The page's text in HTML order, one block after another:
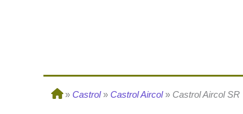
» Castrol » Castrol Aircol » Castrol Aircol SR